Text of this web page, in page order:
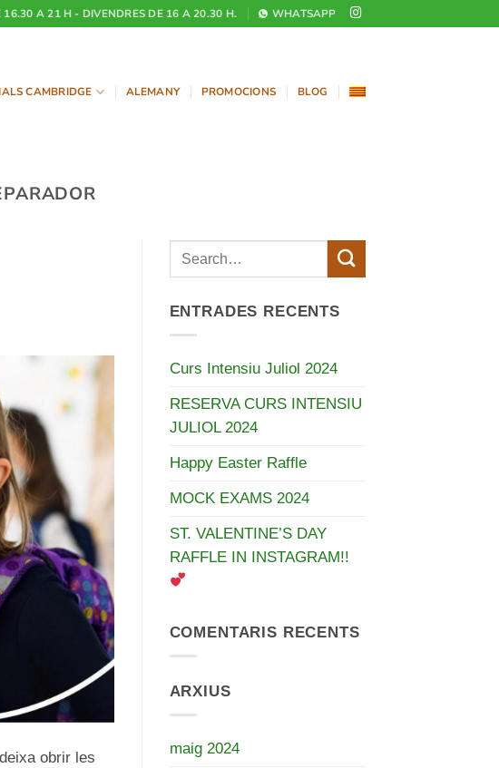
A 21 H - DIVENDRES DE 16 A 20.30 H. WHATSAPP
CAMBRIDGE ALEMANY PROMOCIONS BLOG
obrir les
ENTRADES RECENTS
Curs Intensiu Juliol 2024
RESERVA CURS INTENSIU
JULIOL 2024
Happy Easter Raffle
MOCK EXAMS 2024
ST. VALENTINE’S DAY
RAFFLE IN INSTAGRAM!!
COMENTARIS RECENTS
ARXIUS
maig 2024